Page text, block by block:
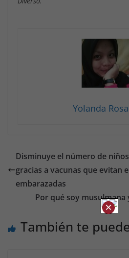
Yolanda
Disminuye el número de
gracias a vacunas que evitan
embarazadas
Por qué soy musulmana
También te
×